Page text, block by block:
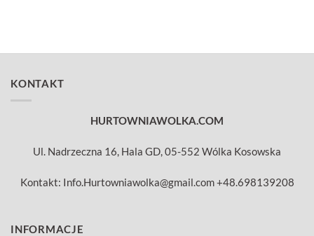
KONTAKT
HURTOWNIAWOLKA.COM
Ul. Nadrzeczna 16, Hala GD, 05-552 Wólka Kosowska
Kontakt: Info.Hurtowniawolka@gmail.com +48.698139208
INFORMACJE